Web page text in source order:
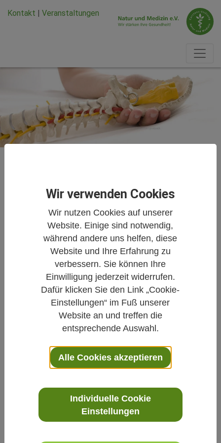
Wir verwenden Cookies
Wir nutzen Cookies auf unserer
Website. Einige sind notwendig,
während andere uns helfen, diese
Website und Ihre Erfahrung zu
verbessern. Sie können Ihre
Einwilligung jederzeit widerrufen.
Dafür klicken Sie den Link „Cookie-
Einstellungen“ im Fuß unserer
Website an und treffen die
entsprechende Auswahl.
Alle Cookies akzeptieren
Individuelle Cookie
Einstellungen
Kontakt | Veranstaltungen
Halswirbelsäulen-beschwerden,
naturheilkundlich behandeln
Redaktion Natur und Medizin e.V.
Veröffentlicht am06.03.2020
Naturheilkunde
Termine
Gesundheit im Gespräch: Natur und Medizin vor Ort
Vortrag am 11.09.2020 um 17 Uhr in Essen-
Patienten, die an Tinnitus leiden, die Probleme
im Bereich der Halswirbelsäule liegen?